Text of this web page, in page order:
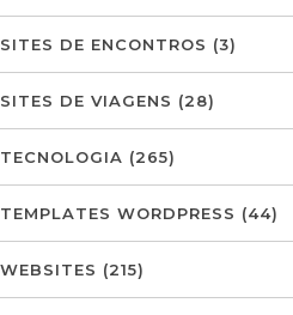
SITES DE ENCONTROS (3)
SITES DE VIAGENS (28)
TECNOLOGIA (265)
TEMPLATES WORDPRESS (44)
WEBSITES (215)